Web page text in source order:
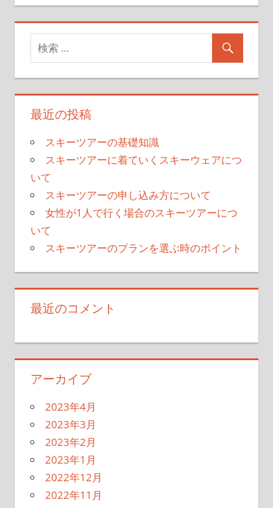
最近の投稿
スキーツアーの基礎知識
スキーツアーに着ていくスキーウェアにつ
いて
スキーツアーの申し込み方について
女性が1人で行く場合のスキーツアーにつ
いて
スキーツアーのプランを選ぶ時のポイント
最近のコメント
アーカイブ
2023年4月
2023年3月
2023年2月
2023年1月
2022年12月
2022年11月